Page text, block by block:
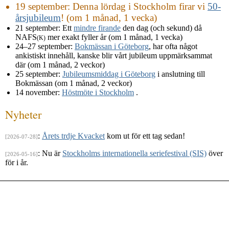
19 september: Denna lördag i Stockholm firar vi 50-
årsjubileum! (om 1 månad, 1 vecka)
21 september: Ett mindre firande den dag (och sekund) då
NAFS(K) mer exakt fyller år (om 1 månad, 1 vecka)
24–27 september: Bokmässan i Göteborg, har ofta något
ankistiskt innehåll, kanske blir vårt jubileum uppmärksammat
där (om 1 månad, 2 veckor)
25 september: Jubileumsmiddag i Göteborg i anslutning till
Bokmässan (om 1 månad, 2 veckor)
14 november: Höstmöte i Stockholm .
Nyheter
[2026-07-28]: Årets trdje Kvacket kom ut för ett tag sedan!
[2026-05-16]: Nu är Stockholms internationella seriefestival (SIS) över
för i år.